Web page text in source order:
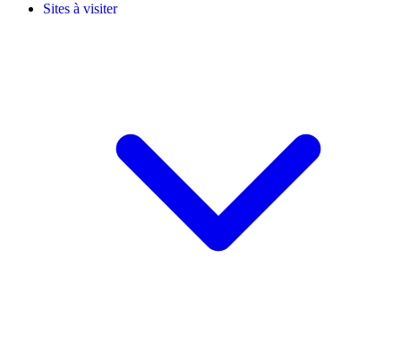
Sites à visiter